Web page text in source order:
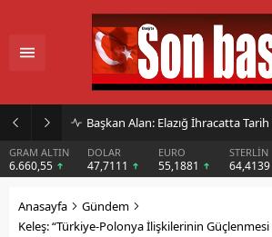
İmar Kararı Mahkemeye Taşındı
DOLAR
47,7111
EURO
55,1881
STERLİN
64,4139
BIST 100
13.779,39
Anasayfa
Gündem
Keleş: “Türkiye-Polonya İlişkilerinin